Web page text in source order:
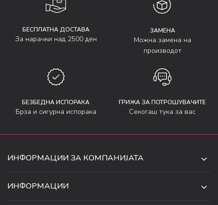
БЕСПЛАТНА ДОСТАВА
За нарачки над 2500 ден
ЗАМЕНА
Можна замена на
производот
БЕЗБЕДНА ИСПОРАКА
Брза и сигурна испорака
ГРИЖА ЗА ПОТРОШУВАЧИТЕ
Секогаш тука за вас
ИНФОРМАЦИИ ЗА КОМПАНИЈАТА
ИНФОРМАЦИИ